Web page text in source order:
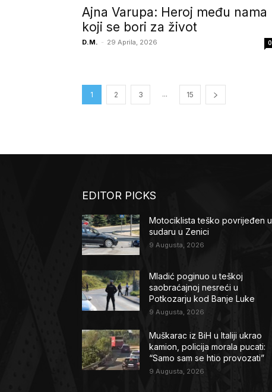
Ajna Varupa: Heroj među nama
koji se bori za život
D.M. - 29 Aprila, 2026 0
1 2 3 ... 15
EDITOR PICKS
Motociklista teško povrijeđen u
sudaru u Zenici
9 Augusta, 2026
Mladić poginuo u teškoj
saobraćajnoj nesreći u
Potkozarju kod Banje Luke
9 Augusta, 2026
Muškarac iz BiH u Italiji ukrao
kamion, policija morala pucati:
“Samo sam se htio provozati”
9 Augusta, 2026